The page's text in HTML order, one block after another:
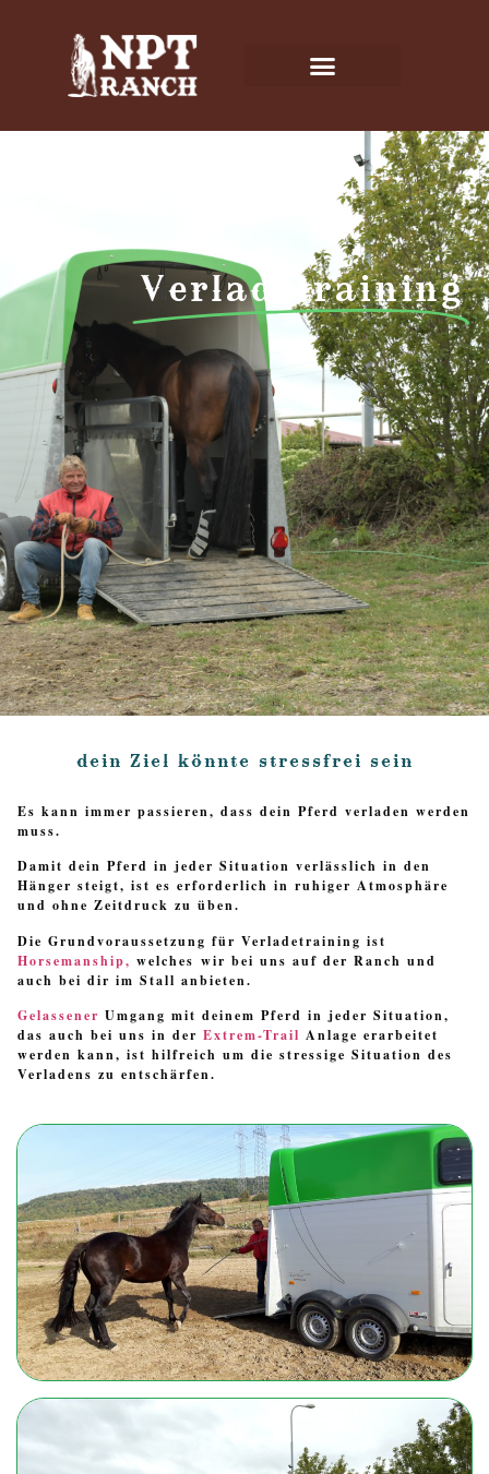
Verladetraining
dein Ziel könnte stressfrei sein
Es kann immer passieren, dass dein Pferd verladen werden
muss.
Damit dein Pferd in jeder Situation verlässlich in den
Hänger steigt, ist es erforderlich in ruhiger Atmosphäre
und ohne Zeitdruck zu üben.
Die Grundvoraussetzung für Verladetraining ist
Horsemanship, welches wir bei uns auf der Ranch und
auch bei dir im Stall anbieten.
Gelassener Umgang mit deinem Pferd in jeder Situation,
das auch bei uns in der Extrem-Trail Anlage erarbeitet
werden kann, ist hilfreich um die stressige Situation des
Verladens zu entschärfen.